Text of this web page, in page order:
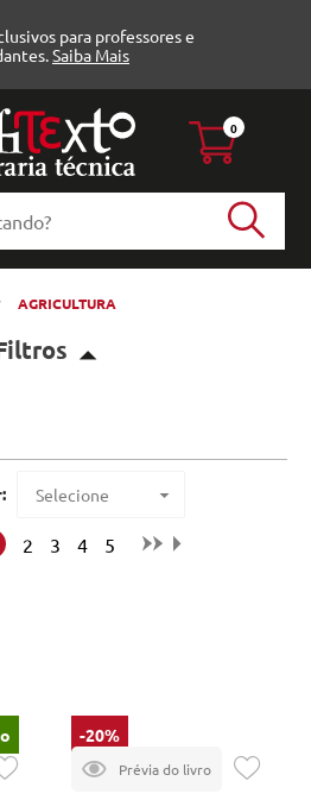
para professores e
Saiba Mais
0
AGRICULTURA
Selecione
Maior preço
2 3 4 5
-20%